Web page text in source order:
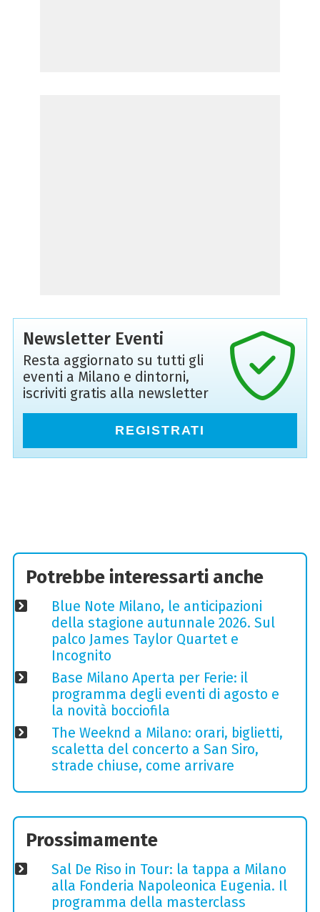
Newsletter Eventi
Resta aggiornato su tutti gli
eventi a Milano e dintorni,
iscriviti gratis alla newsletter
REGISTRATI
Potrebbe interessarti anche
Blue Note Milano, le anticipazioni
della stagione autunnale 2026. Sul
palco James Taylor Quartet e
Incognito
Base Milano Aperta per Ferie: il
programma degli eventi di agosto e
la novità bocciofila
The Weeknd a Milano: orari, biglietti,
scaletta del concerto a San Siro,
strade chiuse, come arrivare
Prossimamente
Sal De Riso in Tour: la tappa a Milano
alla Fonderia Napoleonica Eugenia. Il
programma della masterclass